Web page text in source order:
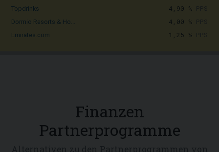
Topdrinks 4,90 %
Dormio Resorts & Ho... 4,00 %
Emirates.com 1,25 %
Finanzen
Partnerprogramme